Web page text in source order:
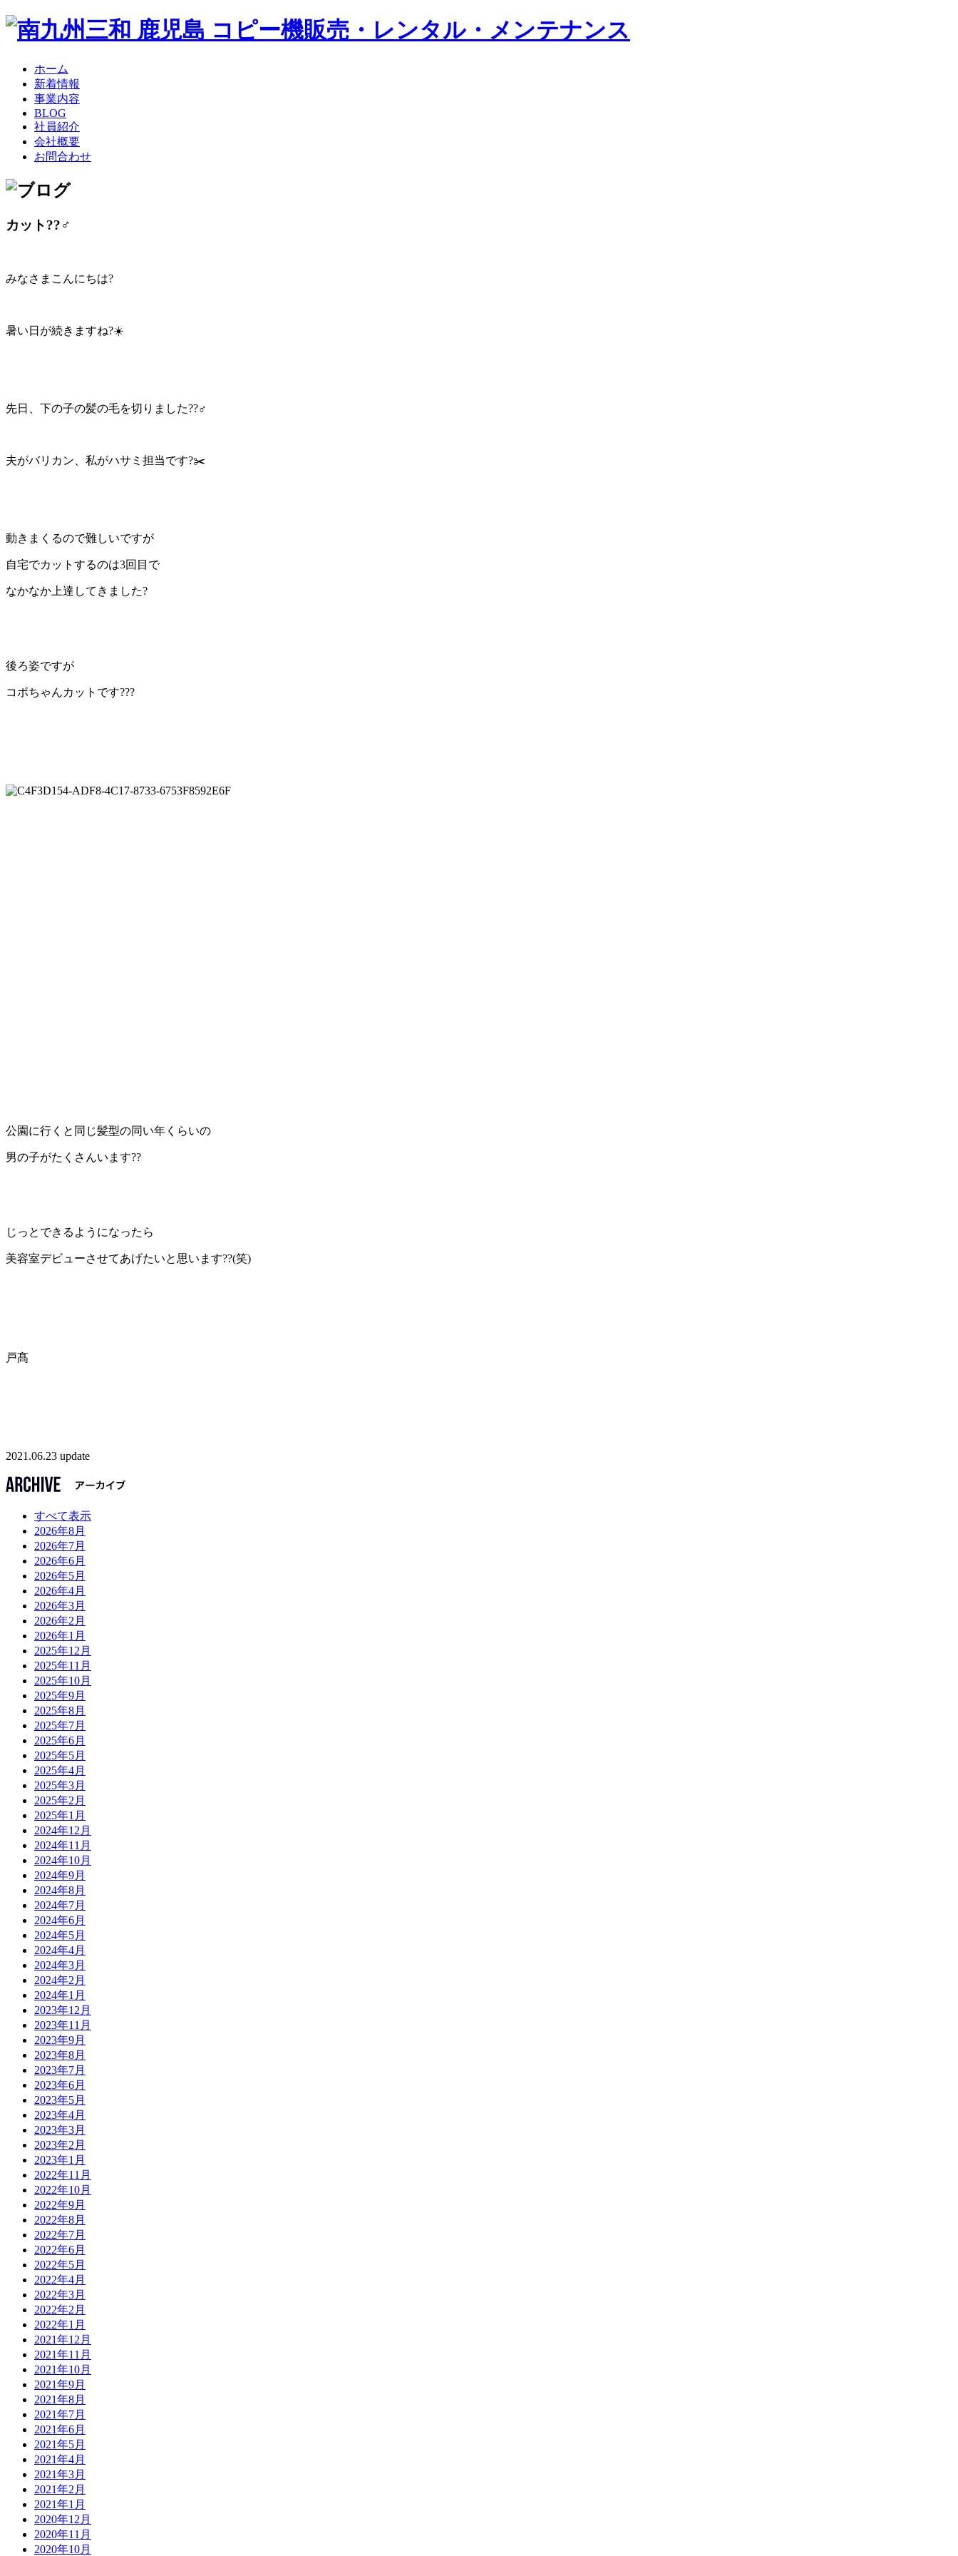
ホーム
新着情報
事業内容
BLOG
社員紹介
会社概要
お問合わせ
カット??‍♂️
みなさまこんにちは?
暑い日が続きますね?☀️
先日、下の子の髪の毛を切りました??‍♂️
夫がバリカン、私がハサミ担当です?✂️
動きまくるので難しいですが
自宅でカットするのは3回目で
なかなか上達してきました?
後ろ姿ですが
コボちゃんカットです???
公園に行くと同じ髪型の同い年くらいの
男の子がたくさんいます??
じっとできるようになったら
美容室デビューさせてあげたいと思います??(笑)
戸髙
2021.06.23 update
すべて表示
2026年8月
2026年7月
2026年6月
2026年5月
2026年4月
2026年3月
2026年2月
2026年1月
2025年12月
2025年11月
2025年10月
2025年9月
2025年8月
2025年7月
2025年6月
2025年5月
2025年4月
2025年3月
2025年2月
2025年1月
2024年12月
2024年11月
2024年10月
2024年9月
2024年8月
2024年7月
2024年6月
2024年5月
2024年4月
2024年3月
2024年2月
2024年1月
2023年12月
2023年11月
2023年9月
2023年8月
2023年7月
2023年6月
2023年5月
2023年4月
2023年3月
2023年2月
2023年1月
2022年11月
2022年10月
2022年9月
2022年8月
2022年7月
2022年6月
2022年5月
2022年4月
2022年3月
2022年2月
2022年1月
2021年12月
2021年11月
2021年10月
2021年9月
2021年8月
2021年7月
2021年6月
2021年5月
2021年4月
2021年3月
2021年2月
2021年1月
2020年12月
2020年11月
2020年10月